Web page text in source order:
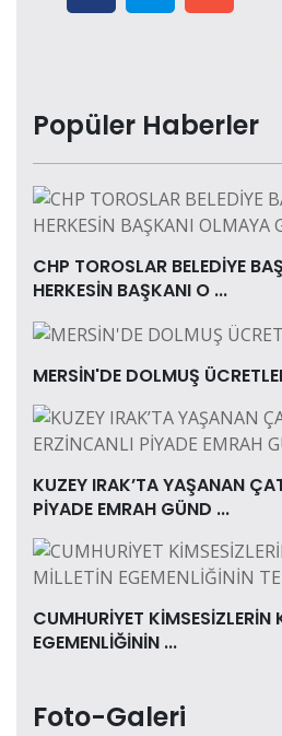
Popüler Haberler
CHP TOROSLAR BELEDİYE
HERKESİN BAŞKANI O ...
MERSİN'DE DOLMUŞ
KUZEY IRAK’TA YAŞANAN
PİYADE EMRAH GÜND ...
CUMHURİYET KİMSESİZLERİN
EGEMENLİĞİNİN ...
Foto-Galeri